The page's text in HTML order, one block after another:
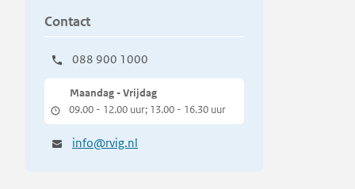
Contact
088 900 1000
Maandag - Vrijdag
09.00 - 12.00 uur; 13.00 - 16.30 uur
info@rvig.nl